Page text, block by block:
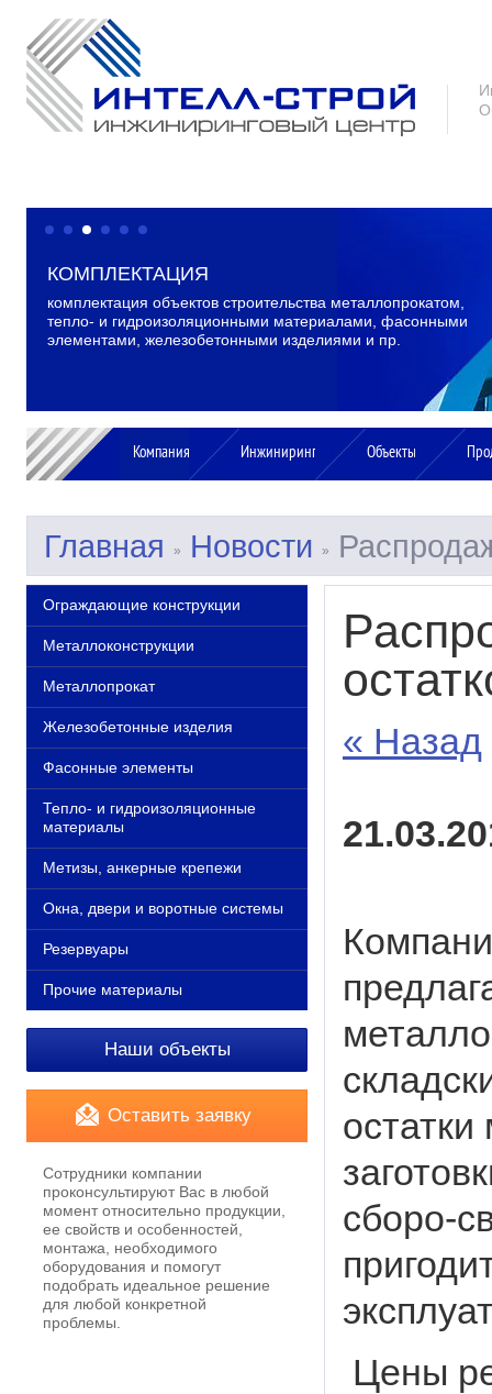
КОМПЛЕКТАЦИЯ
комплектация объектов строительства металлопрокатом,
тепло- и гидроизоляционными материалами, фасонными
элементами, железобетонными изделиями и пр.
ИЗГОТОВЛЕНИЕ
производство металлоконструкций каркасов зданий
и ограждающих конструкций по типовым и
индивидуальным проектам, изготовление
Компания Инжиниринг Объекты
Главная » Новости »
Ограждающие конструкции
Металлоконструкции
Металлопрокат
Железобетонные изделия
Фасонные элементы
Тепло- и гидроизоляционные
материалы
Метизы, анкерные крепежи
Окна, двери и воротные системы
Резервуары
Прочие материалы
Наши объекты
Оставить заявку
Сотрудники компании
проконсультируют Вас в любой
момент относительно продукции,
ее свойств и особенностей,
монтажа, необходимого
оборудования и помогут
подобрать идеальное решение
для любой конкретной
проблемы.
« Назад
сборо-
Цены